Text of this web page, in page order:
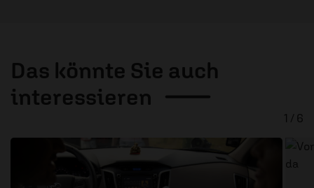
Das könnte Sie auch
interessieren
1 / 6